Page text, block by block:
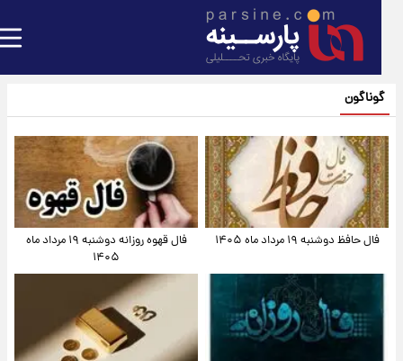
گوناگون
فال حافظ دوشنبه ۱۹ مرداد ماه ۱۴۰۵
فال قهوه روزانه دوشنبه ۱۹ مرداد ماه
۱۴۰۵